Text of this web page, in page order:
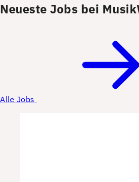
Neueste Jobs bei
Alle Jobs